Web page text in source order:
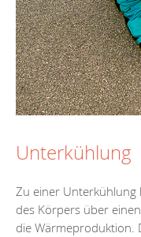
Unterkühlung
Zu einer Unterkühlung
des Körpers über
die Wärmeproduktion.